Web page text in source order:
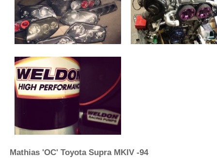
Mathias 'OC' Toyota Supra MKIV -94